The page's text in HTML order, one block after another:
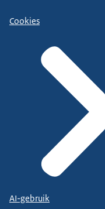
Cookies
AI-gebruik